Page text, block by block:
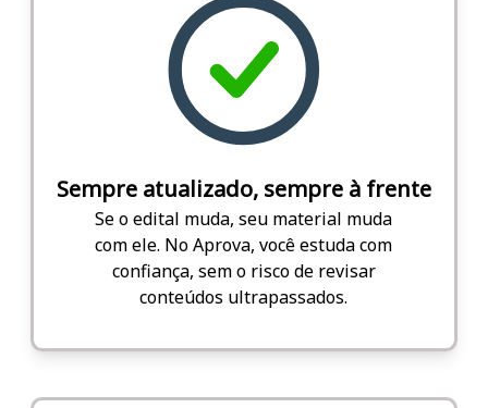
Sempre atualizado, sempre à frente
Se o edital muda, seu material muda
com ele. No Aprova, você estuda com
confiança, sem o risco de revisar
conteúdos ultrapassados.